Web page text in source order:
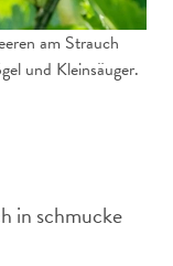
am Strauch
und Kleinsäuger.
in schmucke